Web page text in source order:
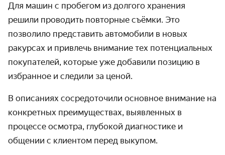
Для машин с пробегом из долгого хранения
решили проводить повторные съёмки. Это
позволило представить автомобили в новых
ракурсах и привлечь внимание тех потенциальных
покупателей, которые уже добавили позицию в
избранное и следили за ценой.
В описаниях сосредоточили основное внимание на
конкретных преимуществах, выявленных в
процессе осмотра, глубокой диагностике и
общении с клиентом перед выкупом.